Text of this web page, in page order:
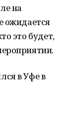
на
ожидается
это будет,
в Уфе в